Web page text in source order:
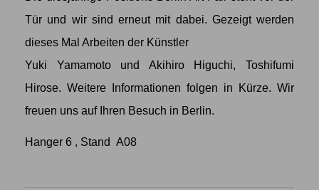
Tür und wir sind erneut mit dabei. Gezeigt werden
dieses Mal Arbeiten der Künstler
Yuki Yamamotound Akihiro Higuchi,Toshifumi
Hirose. Weitere Informationen folgen in Kürze. Wir
freuen uns auf Ihren Besuch in Berlin.
Hanger 6 , Stand A08